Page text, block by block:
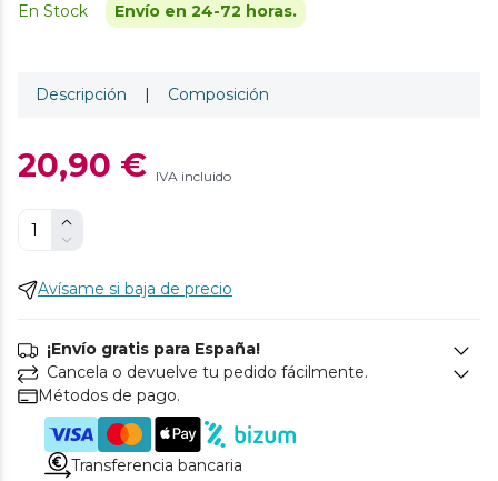
En Stock Envío en 24-72 horas.
Descripción | Composición
20,90 € IVA incluido
Avísame si baja de precio
¡Envío gratis para España!
Cancela o devuelve tu pedido fácilmente.
Métodos de pago.
Transferencia bancaria